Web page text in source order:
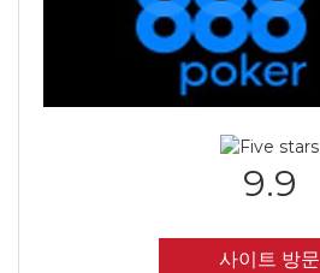
9.9
사이트 방문